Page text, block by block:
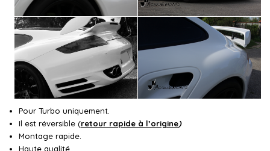
Pour Turbo uniquement.
Il est réversible (retour rapide à l’origine)
Montage rapide.
Haute qualité.